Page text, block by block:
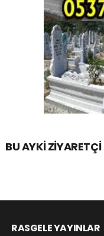
BU AYKI
RASGELE YAYINLAR